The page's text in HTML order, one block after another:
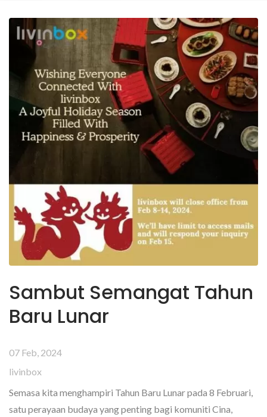
Sambut Semangat Tahun
Baru Lunar
07 Feb, 2024
livinbox
Semasa kita menghampiri Tahun Baru Lunar pada 8 Februari,
satu perayaan budaya yang penting bagi komuniti Cina,